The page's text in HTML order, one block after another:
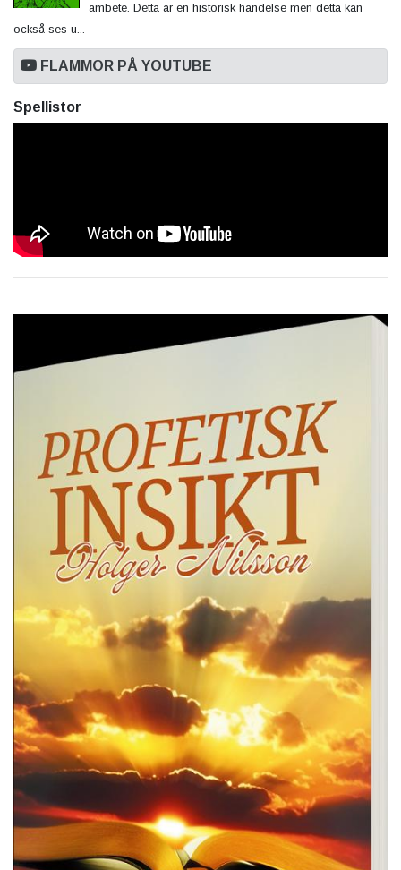
ämbete. Detta är en historisk händelse men detta kan
också ses u...
FLAMMOR PÅ YOUTUBE
Spellistor